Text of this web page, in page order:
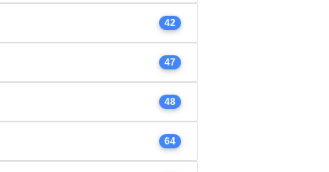
42
47
48
64